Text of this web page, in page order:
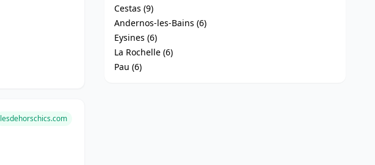
lesdehorschics.com
Cestas (9)
Andernos-les-Bains (6)
Eysines (6)
La Rochelle (6)
Pau (6)